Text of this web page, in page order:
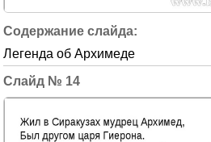
Легенда об Архимеде
14